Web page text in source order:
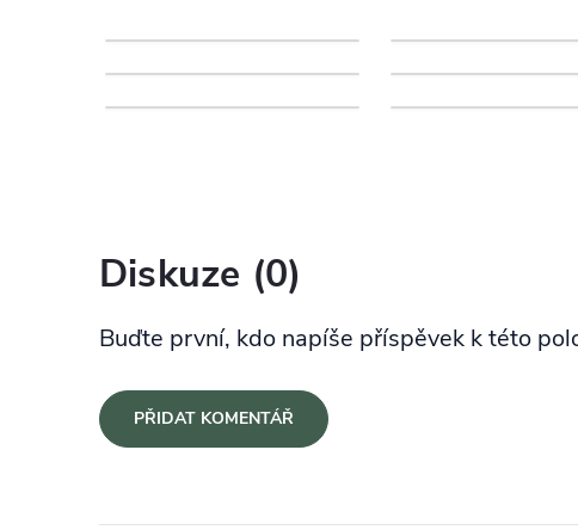
Diskuze (0)
Buďte první, kdo napíše příspěvek k této
PŘIDAT KOMENTÁŘ